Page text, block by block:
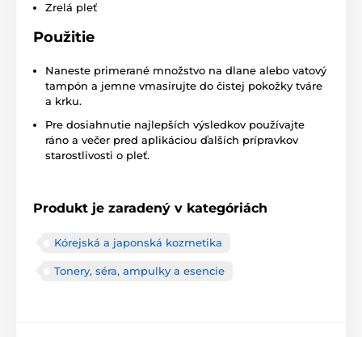
Zrelá pleť
Použitie
Naneste primerané množstvo na dlane alebo vatový
tampón a jemne vmasírujte do čistej pokožky tváre
a krku.
Pre dosiahnutie najlepších výsledkov používajte
ráno a večer pred aplikáciou ďalších prípravkov
starostlivosti o pleť.
Produkt je zaradený v kategóriách
Kórejská a japonská kozmetika
Tonery, séra, ampulky a esencie